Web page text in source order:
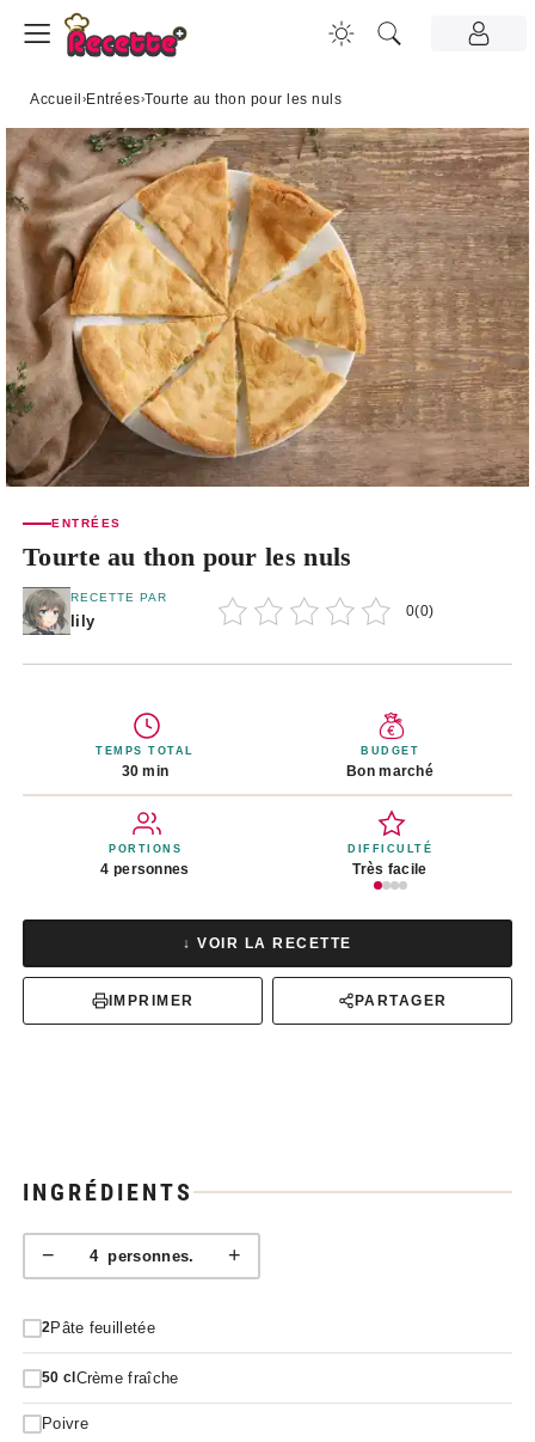
Accueil ›Entrées›Tourte au thon pour les nuls
ENTRÉES
Tourte au thon pour les nuls
RECETTE PAR
lily
0(0)
TEMPS TOTAL
30 min
BUDGET
Bon marché
PORTIONS
4 personnes
DIFFICULTÉ
Très facile
↓ VOIR LA RECETTE
IMPRIMER PARTAGER
INGRÉDIENTS
− 4personnes. +
2Pâte feuilletée
50 cl Crème fraîche
Poivre